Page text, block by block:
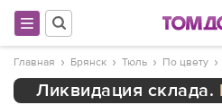
Главная Брянск Тюль По цвету
Ликвидация склада.